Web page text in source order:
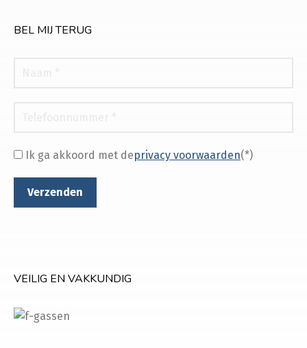
BEL MIJ TERUG
Ik ga akkoord met deprivacy voorwaarden(*)
VEILIG EN VAKKUNDIG